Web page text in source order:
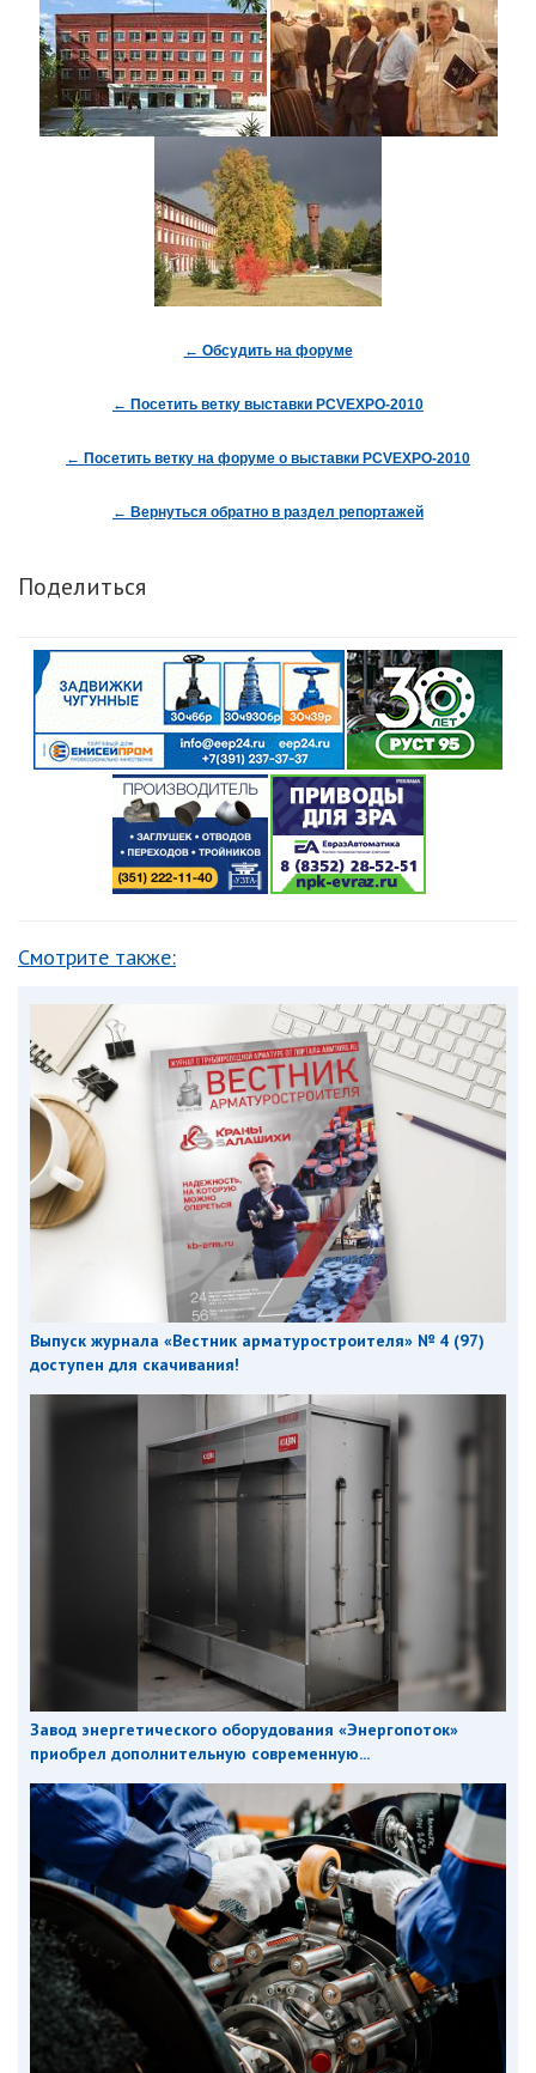
← Обсудить на форуме
← Посетить ветку выставки PCVEXPO-2010
← Посетить ветку на форуме о выставки PCVEXPO-2010
← Вернуться обратно в раздел репортажей
Поделиться
Смотрите также:
Выпуск журнала «Вестник арматуростроителя» № 4 (97)
доступен для скачивания!
Завод энергетического оборудования «Энергопоток»
приобрел дополнительную современную...